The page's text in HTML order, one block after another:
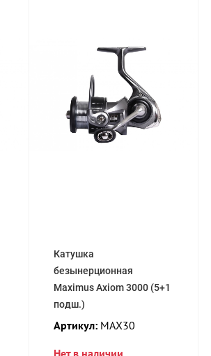
Катушка
безынерционная
Maximus Axiom 3000 (5+1
подш.)
Артикул:MAX30